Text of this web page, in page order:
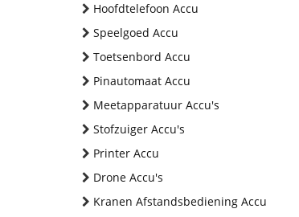
Hoofdtelefoon Accu
Speelgoed Accu
Toetsenbord Accu
Pinautomaat Accu
Meetapparatuur Accu's
Stofzuiger Accu's
Printer Accu
Drone Accu's
Kranen Afstandsbediening Accu